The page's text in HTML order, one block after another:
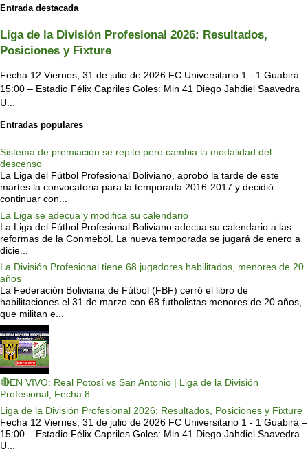
Entrada destacada
Liga de la División Profesional 2026: Resultados,
Posiciones y Fixture
Fecha 12 Viernes, 31 de julio de 2026 FC Universitario 1 - 1 Guabirá –
15:00 – Estadio Félix Capriles Goles: Min 41 Diego Jahdiel Saavedra
U...
Entradas populares
Sistema de premiación se repite pero cambia la modalidad del
descenso
La Liga del Fútbol Profesional Boliviano, aprobó la tarde de este
martes la convocatoria para la temporada 2016-2017 y decidió
continuar con...
La Liga se adecua y modifica su calendario
La Liga del Fútbol Profesional Boliviano adecua su calendario a las
reformas de la Conmebol. La nueva temporada se jugará de enero a
dicie...
La División Profesional tiene 68 jugadores habilitados, menores de 20
años
La Federación Boliviana de Fútbol (FBF) cerró el libro de
habilitaciones el 31 de marzo con 68 futbolistas menores de 20 años,
que militan e...
🔴EN VIVO: Real Potosí vs San Antonio | Liga de la División
Profesional, Fecha 8
Liga de la División Profesional 2026: Resultados, Posiciones y Fixture
Fecha 12 Viernes, 31 de julio de 2026 FC Universitario 1 - 1 Guabirá –
15:00 – Estadio Félix Capriles Goles: Min 41 Diego Jahdiel Saavedra
U...